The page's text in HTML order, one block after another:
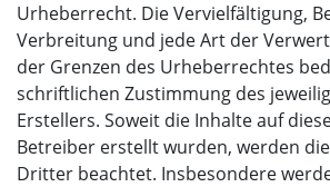
Urheberrecht. Die Vervielfältigung,
Verbreitung und jede Art der
der Grenzen des Urheberrechtes
schriftlichen Zustimmung des
Erstellers. Soweit die Inhalte auf
Betreiber erstellt wurden, werden
Dritter beachtet. Insbesondere